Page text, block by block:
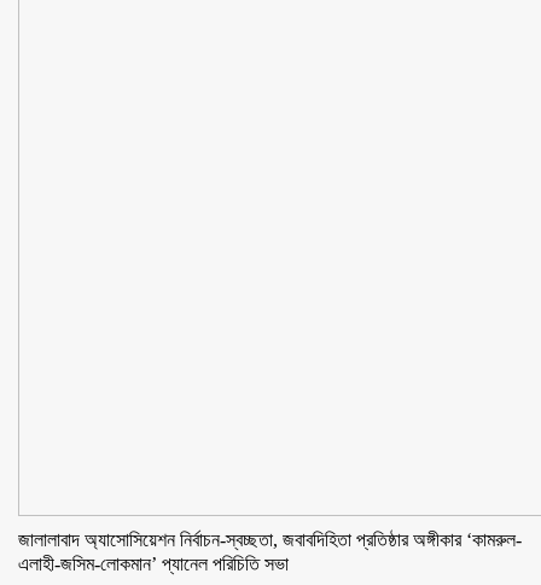
জালালাবাদ অ্যাসোসিয়েশন নির্বাচন-স্বচ্ছতা, জবাবদিহিতা প্রতিষ্ঠার অঙ্গীকার ‘কামরুল-
এলাহী-জসিম-লোকমান’ প্যানেল পরিচিতি সভা